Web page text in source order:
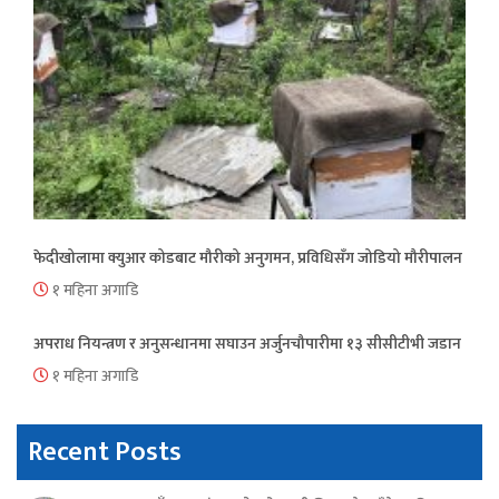
फेदीखोलामा क्युआर कोडबाट मौरीको अनुगमन, प्रविधिसँग जोडियो मौरीपालन
१ महिना अगाडि
अपराध नियन्त्रण र अनुसन्धानमा सघाउन अर्जुनचौपारीमा १३ सीसीटीभी जडान
१ महिना अगाडि
Recent Posts